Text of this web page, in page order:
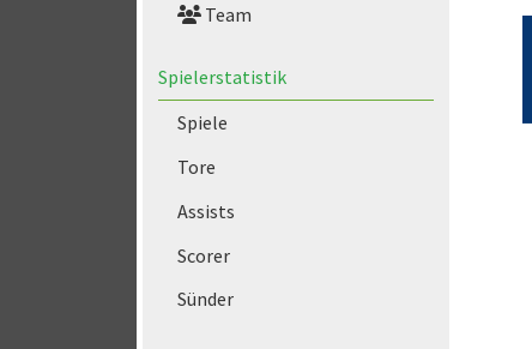
Team
Spielerstatistik
Spiele
Tore
Assists
Scorer
Sünder